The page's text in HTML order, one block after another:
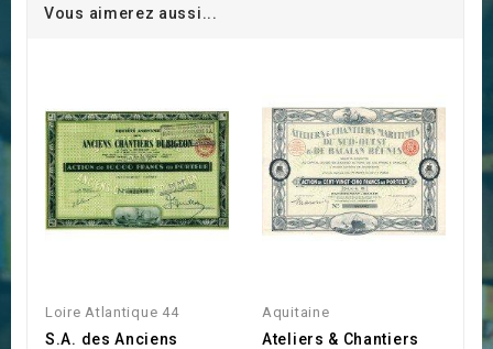
Vous aimerez aussi...
Loire Atlantique 44
S.A. des Anciens
Aquitaine
Ateliers & Chantiers